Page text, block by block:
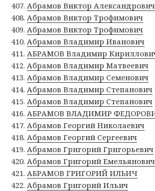
Абрамов Виктор Александрович
Абрамов Виктор Трофимович
Абрамов Виктор Трофимович
Абрамов Владимир Иванович
АБРАМОВ Владимир
Абрамов Владимир Матвеевич
Абрамов Владимир Семенович
Абрамов Владимир Степанович
Абрамов Владимир Степанович
АБРАМОВ ВЛАДИМИР
Абрамов Георгий Николаевич
Абрамов Георгий Сергеевич
Абрамов Григорий Григорьевич
Абрамов Григорий Емельянович
АБРАМОВ ГРИГОРИЙ ИЛЬИЧ
Абрамов Григорий Ильич